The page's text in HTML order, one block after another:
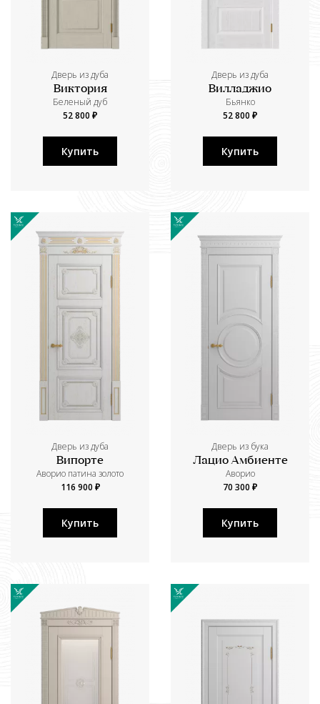
Дверь из дуба
Виктория
Беленый дуб
52 800 ₽
Купить
Дверь из дуба
Вилладжио
Бьянко
52 800 ₽
Купить
Дверь из дуба
Випорте
Аворио патина золото
116 900 ₽
Купить
Дверь из бука
Лацио Амбиенте
Аворио
70 300 ₽
Купить